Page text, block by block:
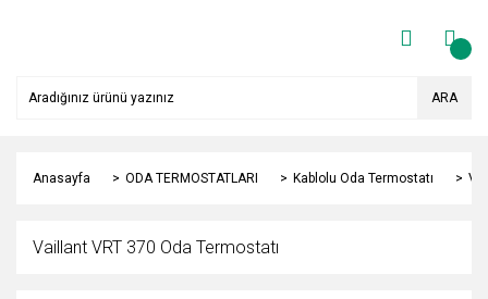
ARA
Anasayfa ODA TERMOSTATLARI Kablolu Oda Termostatı
Vaillant VRT 370 Oda Termostatı